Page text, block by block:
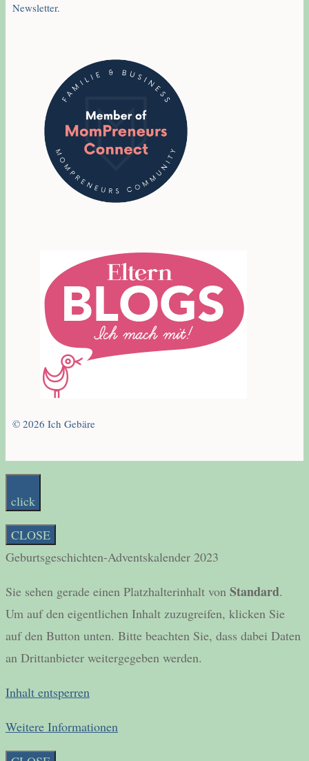
Newsletter.
© 2026 Ich Gebäre
click
CLOSE
Geburtsgeschichten-Adventskalender 2023
Sie sehen gerade einen Platzhalterinhalt von Standard.
Um auf den eigentlichen Inhalt zuzugreifen, klicken Sie
auf den Button unten. Bitte beachten Sie, dass dabei Daten
an Drittanbieter weitergegeben werden.
Inhalt entsperren
Weitere Informationen